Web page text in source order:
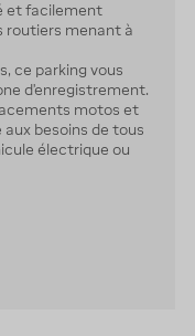
et facilement
routiers menant à
ce parking vous
d’enregistrement.
motos et
aux besoins de tous
électrique ou